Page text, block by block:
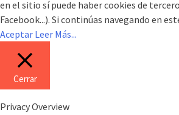
en el sitio sí puede haber cookies de
Facebook...). Si continúas navegando en
Aceptar Leer Más...
Cerrar
Privacy Overview